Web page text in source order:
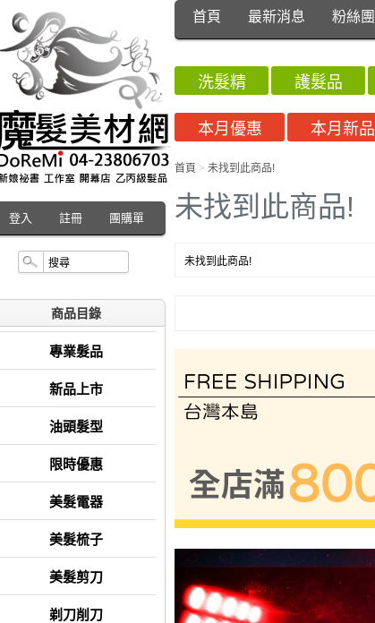
登入 註冊 團購單
首頁 最新消息 粉絲團
商品目錄
專業髮品
新品上市
油頭髮型
限時優惠
美髮電器
美髮梳子
美髮剪刀
剃刀削刀
洗髮精 護髮品
本月優惠
本月新品
首頁 > 未找到此商品!
未找到此商品!
未找到此商品!